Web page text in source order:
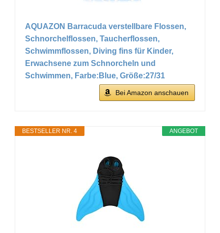
AQUAZON Barracuda verstellbare Flossen,
Schnorchelflossen, Taucherflossen,
Schwimmflossen, Diving fins für Kinder,
Erwachsene zum Schnorcheln und
Schwimmen, Farbe:Blue, Größe:27/31
Bei Amazon anschauen
ANGEBOT
BESTSELLER NR. 4